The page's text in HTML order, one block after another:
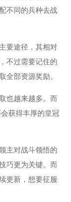
不同的兵种去战
要途径，其相对
不过需要记住的
全部资源奖励。
也越来越多。而
获得丰厚的皇冠
主对战斗领悟的
巧更为关键。而
更新，想要征服